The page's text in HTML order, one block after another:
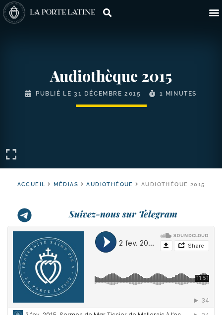
Audiothèque 2015
PUBLIÉ LE 31 DÉCEMBRE 2015 1 MINUTES
ACCUEIL MÉDIAS AUDIOTHÈQUE AUDIOTHÈQUE 2015
Suivez-nous sur Telegram